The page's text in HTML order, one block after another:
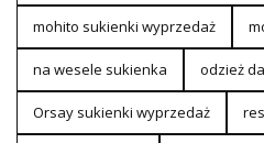
mohito sukienki wyprzedaż
na wesele sukienka odzież
Orsay sukienki wyprzedaż